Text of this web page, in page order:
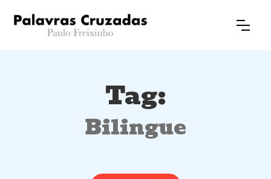
Tag:
Bilingue